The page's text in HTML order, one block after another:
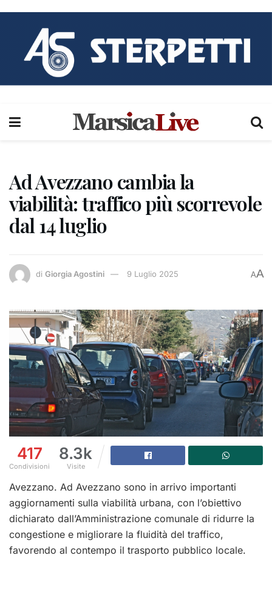
Ad Avezzano cambia la
viabilità: traffico più scorrevole
dal 14 luglio
di Giorgia Agostini 9 Luglio 2025 AA
417
Condivisioni
8.3k
Visite
Avezzano. Ad Avezzano sono in arrivo importanti
aggiornamenti sulla viabilità urbana, con l’obiettivo
dichiarato dall’Amministrazione comunale di ridurre la
congestione e migliorare la fluidità del traffico,
favorendo al contempo il trasporto pubblico locale.